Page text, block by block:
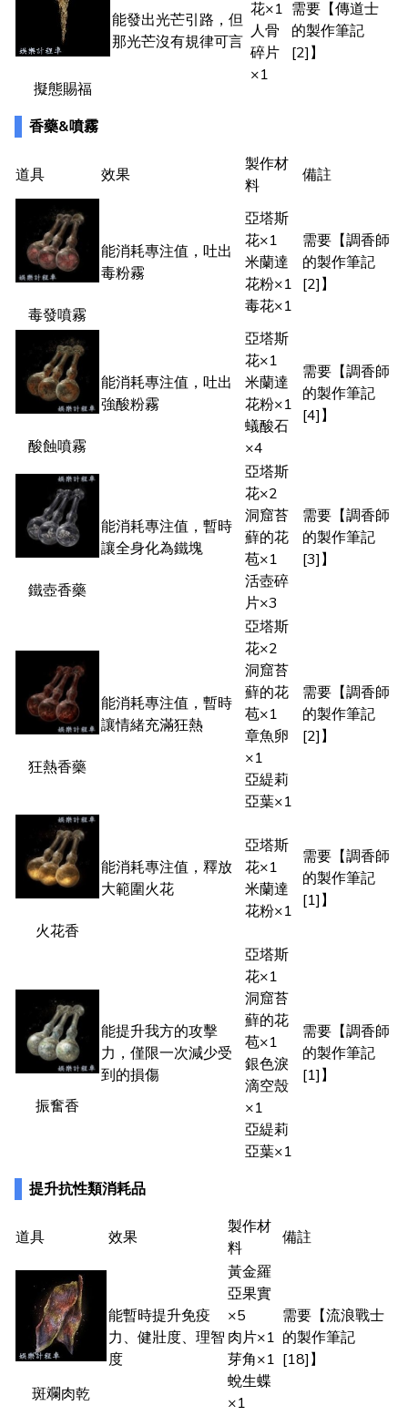
擬態賜福
能發出光芒引路，但
那光芒沒有規律可言
花×1
人骨
碎片
×1
需要【傳道士
的製作筆記
[2]】
香藥&噴霧
道具 效果
製作材
料
備註
毒發噴霧
能消耗專注值，吐出
毒粉霧
亞塔斯
花×1
米蘭達
花粉×1
毒花×1
需要【調香師
的製作筆記
[2]】
酸蝕噴霧
能消耗專注值，吐出
強酸粉霧
亞塔斯
花×1
米蘭達
花粉×1
蟻酸石
×4
需要【調香師
的製作筆記
[4]】
鐵壺香藥
能消耗專注值，暫時
讓全身化為鐵塊
亞塔斯
花×2
洞窟苔
蘚的花
苞×1
活壺碎
片×3
需要【調香師
的製作筆記
[3]】
狂熱香藥
能消耗專注值，暫時
讓情緒充滿狂熱
亞塔斯
花×2
洞窟苔
蘚的花
苞×1
章魚卵
×1
亞緹莉
亞葉×1
需要【調香師
的製作筆記
[2]】
火花香
能消耗專注值，釋放
大範圍火花
亞塔斯
花×1
米蘭達
花粉×1
需要【調香師
的製作筆記
[1]】
振奮香
能提升我方的攻擊
力，僅限一次減少受
到的損傷
亞塔斯
花×1
洞窟苔
蘚的花
苞×1
銀色淚
滴空殼
×1
亞緹莉
亞葉×1
需要【調香師
的製作筆記
[1]】
提升抗性類消耗品
道具 效果
製作材
料
備註
斑斕肉乾
能暫時提升免疫
力、健壯度、理智
度
黃金羅
亞果實
×5
肉片×1
芽角×1
蛻生蝶
×1
需要【流浪戰士
的製作筆記
[18]】